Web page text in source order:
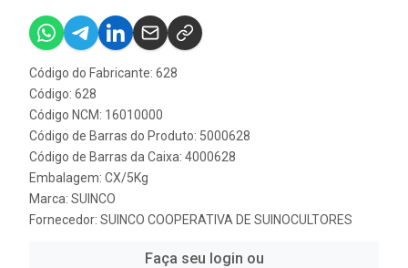
Código do Fabricante: 628
Código: 628
Código NCM: 16010000
Código de Barras do Produto: 5000628
Código de Barras da Caixa: 4000628
Embalagem: CX/5Kg
Marca: SUINCO
Fornecedor: SUINCO COOPERATIVA DE SUINOCULTORES
Faça seu login ou